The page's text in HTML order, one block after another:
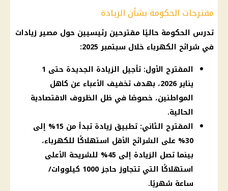
مقترحات الحكومة بشأن الزيادة
تدرس الحكومة حاليًا مقترحين رئيسيين حول مصير زيادات
في شرائح الكهرباء خلال سبتمبر 2025:
المقترح الأول: تأجيل الزيادة الجديدة حتى 1
يناير 2026، بهدف تخفيف الأعباء عن كاهل
المواطنين، خصوصًا في ظل الظروف الاقتصادية
الحالية.
المقترح الثاني: تطبيق زيادة تبدأ من 15% إلى
30% على الشرائح الأقل استهلاكًا للكهرباء،
بينما تصل الزيادة إلى 45% للشريحة الأعلى
استهلاكًا التي تتجاوز حاجز 1000 كيلووات/
ساعة شهريًا.